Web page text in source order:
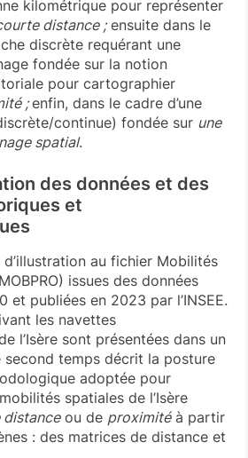
kilométrique pour représenter
distance ;ensuite dans le
discrète requérant une
fondée sur la notion
pour cartographier
;enfin, dans le cadre d’une
continue) fondée sur une
spatial.
des données et des
et
d’illustration au fichier Mobilités
issues des données
et publiées en 2023 par l’INSEE.
les navettes
l’Isère sont présentées dans un
second temps décrit la posture
adoptée pour
spatiales de l’Isère
ou de proximitéà partir
: des matrices de distance et